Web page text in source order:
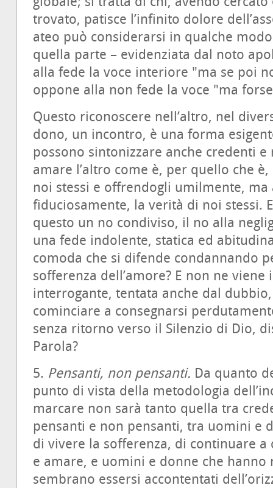
trovato, patisce l’infinito dolore
ateo può considerarsi in qualche modo
quella parte – evidenziata dal noto
alla fede la voce interiore "ma se poi
oppone alla non fede la voce "ma
Questo riconoscere nell’altro, nel
dono, un incontro, è una forma
possono sintonizzare anche credenti
amare l’altro come è, per quello che
noi stessi e offrendogli umilmente, ma
fiduciosamente, la verità di noi stessi.
questo un no condiviso, il no alla
una fede indolente, statica ed
comoda che si difende condannando
sofferenza dell’amore? E non ne viene
interrogante, tentata anche dal
cominciare a consegnarsi
senza ritorno verso il Silenzio di Dio,
Parola?
5. Pensanti, non pensanti. Da quanto
punto di vista della metodologia
marcare non sarà tanto quella tra
pensanti e non pensanti, tra uomini e
di vivere la sofferenza, di continuare
e amare, e uomini e donne che
sembrano essersi accontentati